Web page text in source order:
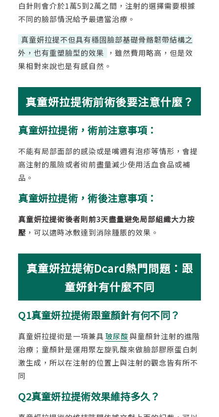
白針則會介於1萬5到2萬之間，注射的選擇需要根據
不同的臉部情況給予最適當治療。
真童妍拉提不但具有穩固臉部基礎骨骼韌帶結構之
外，也有重塑臉型的效果
，雖然費用略高，但是效
果相對來說也是有感自然。
真童妍拉提術前術後要注意什麼？
真童妍拉提術，術前注意事項：
不能有局部面部的感染或是嘴週有泡疹等情形，會提
高注射的風險或者術前盡量減少使用活血食品或補
品。
真童妍拉提術，術後注意事項：
真童妍拉提術後者則前3天盡量避免局部組織大力按
壓 ，可以適時冰敷達到消除腫脹的效果。
真童妍拉提術Dcard熱門問題：跟
童妍針有什麼不同
Q1真童妍拉提術跟童顏針有何不同？
真童妍拉提術是一項兼具 玻尿酸與童顏針注射的進階
治療；童顏針是運用聚左旋乳酸來做臉部膠原蛋白刺
激生成，所以在注射的位置上與注射的觀念皆有所不
同
Q2真童妍拉提術效果維持多久？